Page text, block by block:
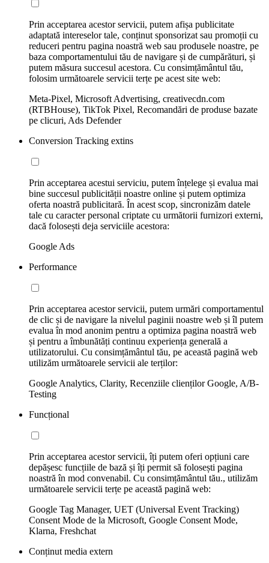
Prin acceptarea acestor servicii, putem afișa publicitate
adaptată intereselor tale, conținut sponsorizat sau promoții cu
reduceri pentru pagina noastră web sau produsele noastre, pe
baza comportamentului tău de navigare și de cumpărături, și
putem măsura succesul acestora. Cu consimțământul tău,
folosim următoarele servicii terțe pe acest site web:
Meta-Pixel, Microsoft Advertising, creativecdn.com
(RTBHouse), TikTok Pixel, Recomandări de produse bazate
pe clicuri, Ads Defender
Conversion Tracking extins
Prin acceptarea acestui serviciu, putem înțelege și evalua mai
bine succesul publicității noastre online și putem optimiza
oferta noastră publicitară. În acest scop, sincronizăm datele
tale cu caracter personal criptate cu următorii furnizori externi,
dacă folosești deja serviciile acestora:
Google Ads
Performance
Prin acceptarea acestor servicii, putem urmări comportamentul
de clic și de navigare la nivelul paginii noastre web și îl putem
evalua în mod anonim pentru a optimiza pagina noastră web
și pentru a îmbunătăți continuu experiența generală a
utilizatorului. Cu consimțământul tău, pe această pagină web
utilizăm următoarele servicii ale terților:
Google Analytics, Clarity, Recenziile clienților Google, A/B-
Testing
Funcțional
Prin acceptarea acestor servicii, îți putem oferi opțiuni care
depășesc funcțiile de bază și îți permit să folosești pagina
noastră în mod convenabil. Cu consimțământul tău., utilizăm
următoarele servicii terțe pe această pagină web:
Google Tag Manager, UET (Universal Event Tracking)
Consent Mode de la Microsoft, Google Consent Mode,
Klarna, Freshchat
Conținut media extern